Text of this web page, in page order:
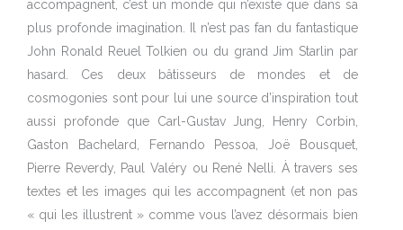
accompagnent, c’est un monde qui n’existe que dans sa
plus profonde imagination. Il n’est pas fan du fantastique
John Ronald Reuel Tolkien ou du grand Jim Starlin par
hasard. Ces deux bâtisseurs de mondes et de
cosmogonies sont pour lui une source d’inspiration tout
aussi profonde que Carl-Gustav Jung, Henry Corbin,
Gaston Bachelard, Fernando Pessoa, Joë Bousquet,
Pierre Reverdy, Paul Valéry ou René Nelli. À travers ses
textes et les images qui les accompagnent (et non pas
« qui les illustrent » comme vous l’avez désormais bien